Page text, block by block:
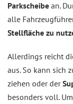
Parkscheibe an.
alle
Stellfläche zu
Allerdings reicht
aus. So kann sich
ziehen oder der
besonders voll.